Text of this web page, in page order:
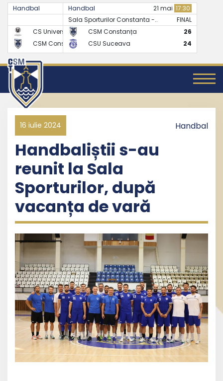
Handbal
FINAL
CS Universitatea Cluj
24
CSM Constanța
27
Handbal 21 mai 17:30
Sala Sporturilor Constanta -..
FINAL
CSM Constanța
26
CSU Suceava
24
16 iulie 2024 Handbal
Handbaliștii s-au
reunit la Sala
Sporturilor, după
vacanța de vară